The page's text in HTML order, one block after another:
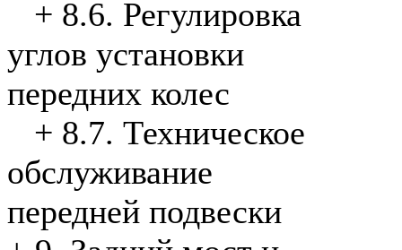
+ 8.6. Регулировка
углов установки
передних колес
+ 8.7. Техническое
обслуживание
передней подвески